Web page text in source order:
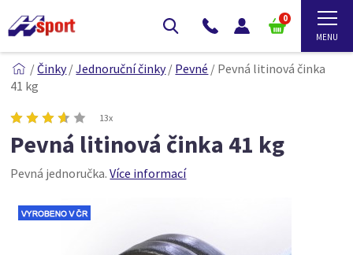
0
/Činky/Jednoruční činky/ Pevné / Pevná litinová činka
41 kg
13x
Pevná litinová činka 41 kg
Pevná jednoručka.Více informací